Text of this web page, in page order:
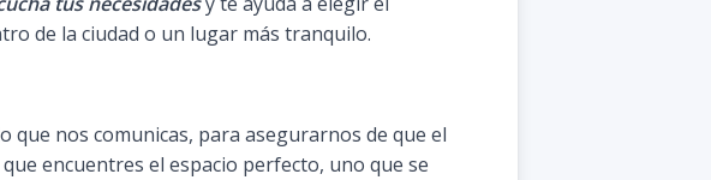
de la ciudad o un lugar más tranquilo.
que nos comunicas, para asegurarnos de que el
encuentres el espacio perfecto, uno que se